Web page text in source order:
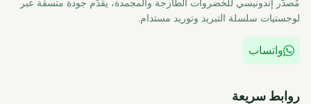
مُصدّر إندونيسي للخضروات الطازجة والمجمدة، يقدّم جودة متسقة عبر
لوجستيات سلسلة التبريد وتوريد مستدام.
واتساب
روابط سريعة